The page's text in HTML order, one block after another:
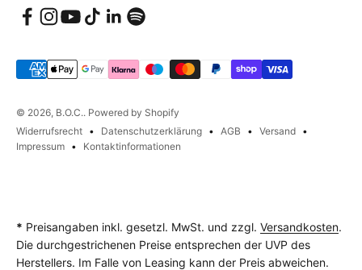
© 2026, B.O.C.. Powered by Shopify
Widerrufsrecht
Datenschutzerklärung AGB
Versand
Impressum
Kontaktinformationen
* Preisangaben inkl. gesetzl. MwSt. und zzgl. Versandkosten.
Die durchgestrichenen Preise entsprechen der UVP des
Herstellers. Im Falle von Leasing kann der Preis abweichen.